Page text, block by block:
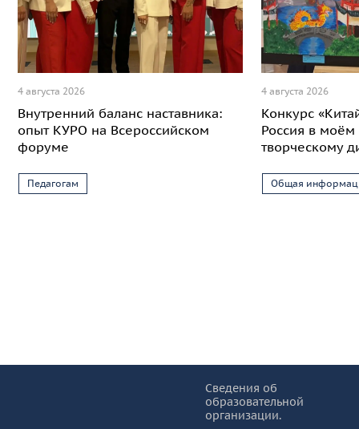
4 августа 2026
Внутренний баланс наставника:
опыт КУРО на Всероссийском
форуме
Педагогам
4 августа 2026
Конкурс
Россия в моём
творческому
Общая
Сведения об
образовательной
организации.